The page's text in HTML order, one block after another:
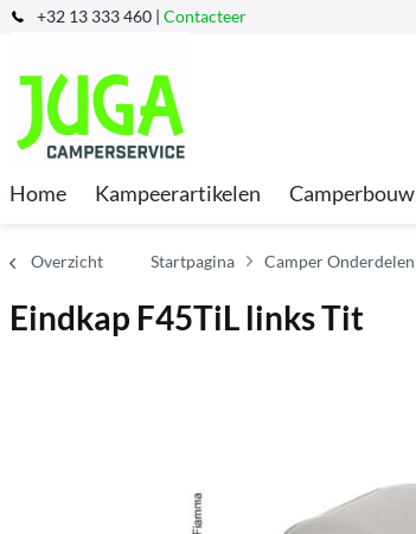
+32 13 333 460 | Contacteer
Home Kampeerartikelen Camperbouw
Overzicht Startpagina Camper Onderdelen
Eindkap F45TiL links Tit